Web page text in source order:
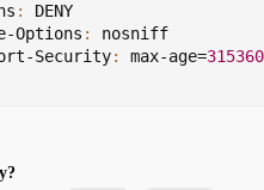
:
DENY
Options :
nosniff
Security: max-age=